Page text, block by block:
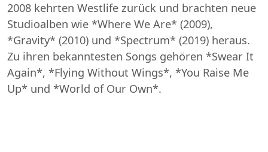
2008 kehrten Westlife zurück und brachten neue
Studioalben wie *Where We Are* (2009),
*Gravity* (2010) und *Spectrum* (2019) heraus.
Zu ihren bekanntesten Songs gehören *Swear It
Again*, *Flying Without Wings*, *You Raise Me
Up* und *World of Our Own*.